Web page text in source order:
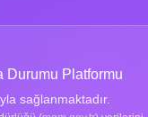
Durumu Platformu
sağlanmaktadır.